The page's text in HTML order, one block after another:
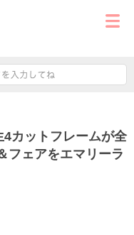
カットフレームが全
フェアをエマリーラ